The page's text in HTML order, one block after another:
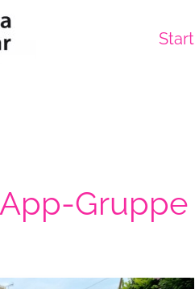
Start
Gruppe